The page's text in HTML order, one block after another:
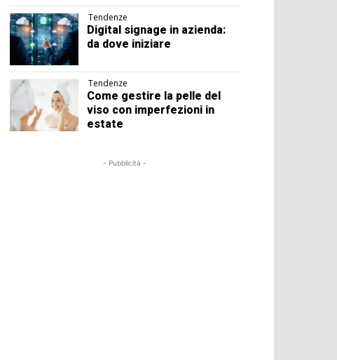
Tendenze
Digital signage in azienda:
da dove iniziare
Tendenze
Come gestire la pelle del
viso con imperfezioni in
estate
- Pubblicità -